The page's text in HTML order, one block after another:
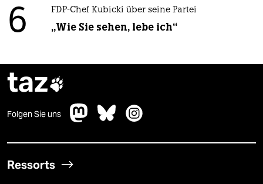
6 FDP-Chef Kubicki über seine Partei
„Wie Sie sehen, lebe ich“
taz
Folgen Sie uns
Ressorts